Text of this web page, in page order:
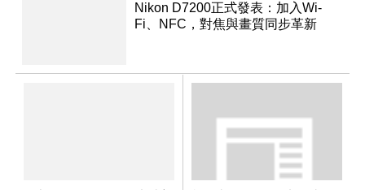
Nikon D7200正式發表：加入Wi-
Fi、NFC，對焦與畫質同步革新